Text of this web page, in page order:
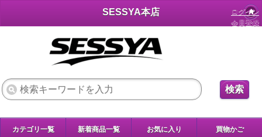
SESSYA本店
ログイン
会員登録
検索
カテゴリ一覧 新着商品一覧 お気に入り 買物かご